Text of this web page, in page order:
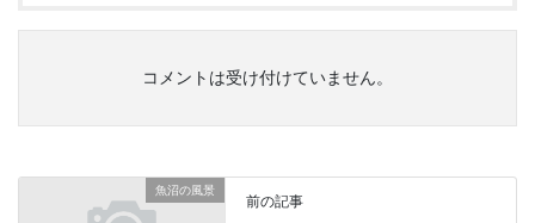
コメントは受け付けていません。
魚沼の風景
前の記事